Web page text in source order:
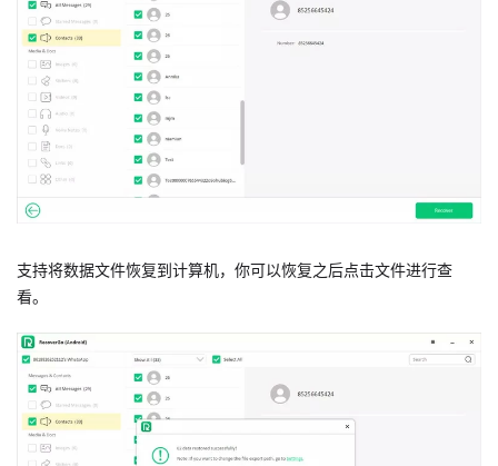
支持将数据文件恢复到计算机，你可以恢复之后点击文件进行查
看。